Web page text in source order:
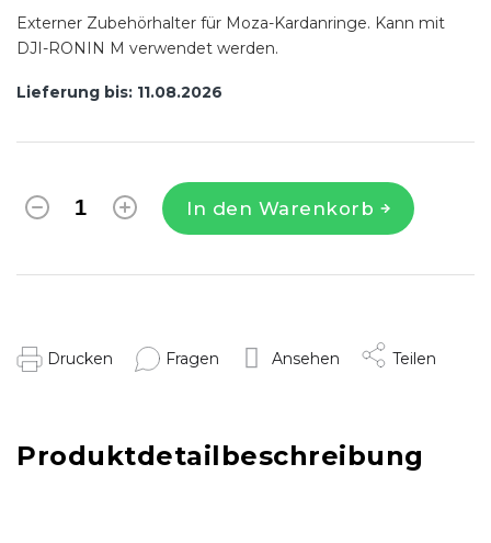
Lieferung bis: 11.08.2026
In den Warenkorb
Externer Zubehörhalter für Moza-Kardanringe. Kann mit
DJI-RONIN M verwendet werden.
Drucken Fragen Ansehen Teilen
Produktdetailbeschreibung